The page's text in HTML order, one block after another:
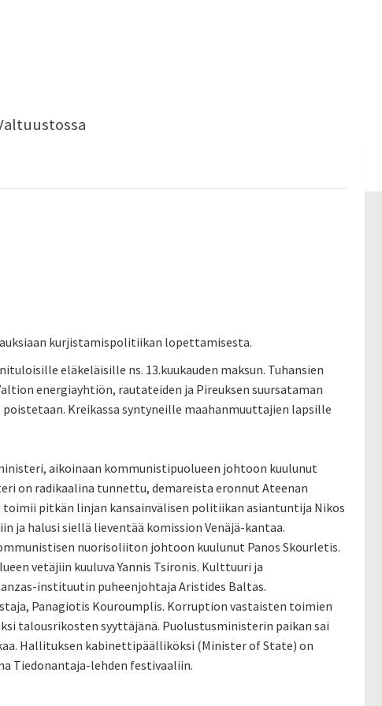
kurjistamispolitiikan lopettamisesta.
eläkeläisille ns. 13.kuukauden maksun. Tuhansien
energiayhtiön, rautateiden ja Pireuksen suursataman
Kreikassa syntyneille maahanmuuttajien lapsille
aikoinaan kommunistipuolueen johtoon kuulunut
on radikaalina tunnettu, demareista eronnut Ateenan
pitkän linjan kansainvälisen politiikan asiantuntija Nikos
ja halusi siellä lieventää komission Venäjä-kantaa.
nuorisoliiton johtoon kuulunut Panos Skourletis.
vetäjiin kuuluva Yannis Tsironis. Kulttuuri ja
instituutin puheenjohtaja Aristides Baltas.
Panagiotis Kouroumplis. Korruption vastaisten toimien
talousrikosten syyttäjänä. Puolustusministerin paikan sai
Hallituksen kabinettipäälliköksi (Minister of State) on
Tiedonantaja-lehden festivaaliin.